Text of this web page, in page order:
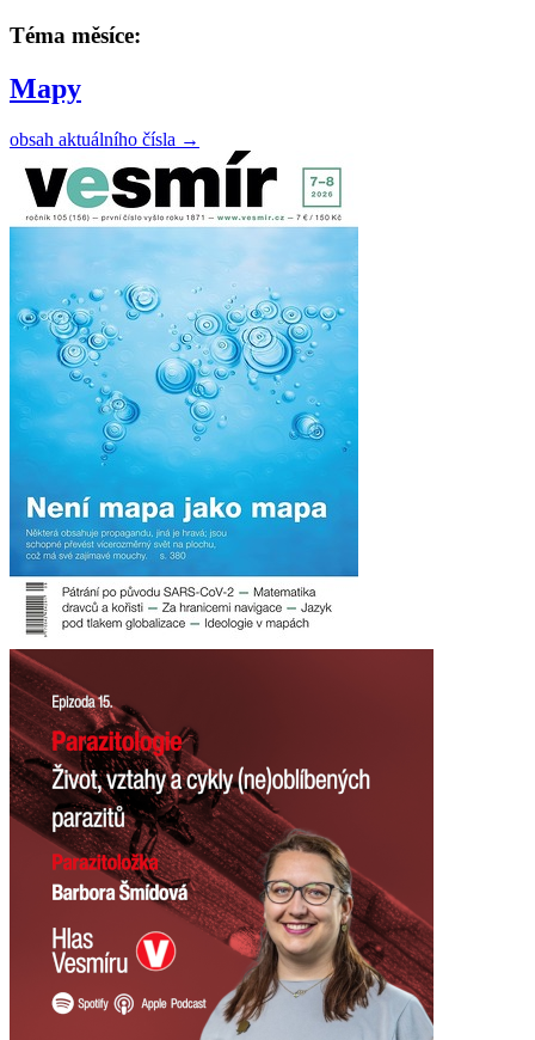
Téma měsíce:
Mapy
obsah aktuálního čísla →